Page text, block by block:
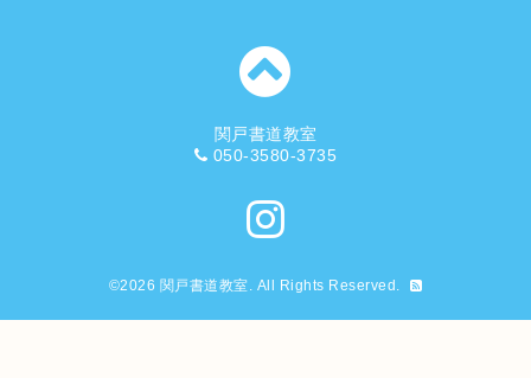
関戸書道教室
050-3580-3735
©2026 関戸書道教室. All Rights Reserved.